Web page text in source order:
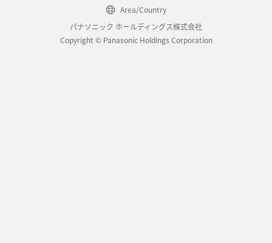
Area/Country
パナソニック ホールディングス株式会社
Copyright © Panasonic Holdings Corporation